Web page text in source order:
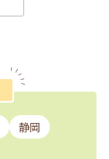
静岡